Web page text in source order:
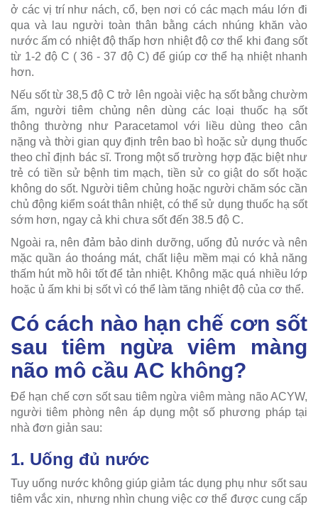
ở các vị trí như nách, cổ, bẹn nơi có các mạch máu lớn đi
qua và lau người toàn thân bằng cách nhúng khăn vào
nước ấm có nhiệt độ thấp hơn nhiệt độ cơ thể khi đang sốt
từ 1-2 độ C ( 36 - 37 độ C) để giúp cơ thể hạ nhiệt nhanh
hơn.
Nếu sốt từ 38,5 độ C trở lên ngoài việc hạ sốt bằng chườm
ấm, người tiêm chủng nên dùng các loại thuốc hạ sốt
thông thường như Paracetamol với liều dùng theo cân
nặng và thời gian quy định trên bao bì hoặc sử dụng thuốc
theo chỉ định bác sĩ. Trong một số trường hợp đặc biệt như
trẻ có tiền sử bệnh tim mạch, tiền sử co giật do sốt hoặc
không do sốt. Người tiêm chủng hoặc người chăm sóc cần
chủ động kiểm soát thân nhiệt, có thể sử dụng thuốc hạ sốt
sớm hơn, ngay cả khi chưa sốt đến 38.5 độ C.
Ngoài ra, nên đảm bảo dinh dưỡng, uống đủ nước và nên
mặc quần áo thoáng mát, chất liệu mềm mại có khả năng
thấm hút mồ hôi tốt để tản nhiệt. Không mặc quá nhiều lớp
hoặc ủ ấm khi bị sốt vì có thể làm tăng nhiệt độ của cơ thể.
Có cách nào hạn chế cơn sốt
sau tiêm ngừa viêm màng
não mô cầu AC không?
Để hạn chế cơn sốt sau tiêm ngừa viêm màng não ACYW,
người tiêm phòng nên áp dụng một số phương pháp tại
nhà đơn giản sau:
1. Uống đủ nước
Tuy uống nước không giúp giảm tác dụng phụ như sốt sau
tiêm vắc xin, nhưng nhìn chung việc cơ thể được cung cấp